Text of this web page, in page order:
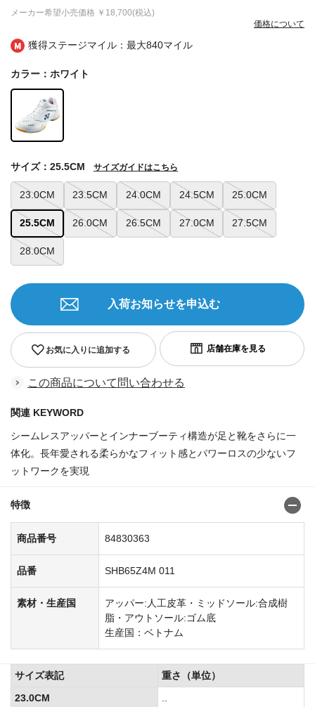
獲得ステージマイル：最大840マイル
メーカー希望小売価格 ￥18,700(税込)
価格について
カラー：ホワイト
23.0CM 23.5CM 24.0CM 24.5CM 25.0CM
25.5CM 26.0CM 26.5CM 27.0CM 27.5CM
28.0CM
サイズ：25.5CM サイズガイドはこちら
お気に入りに追加する
入荷お知らせを申込む
この商品について問い合わせる
関連 KEYWORD
シームレスアッパーとインナーブーティ構造が足と靴をさらに一
体化。長年愛される柔らかなフィット感とパワーロスの少ないフ
ットワークを実現
特徴
商品番号 84830363
品番 SHB65Z4M 011
素材・生産国
アッパー:人工皮革・ミッドソール:合成樹
脂・アウトソール:ゴム底
生産国：ベトナム
サイズ表記
重さ（単位）
23.0CM